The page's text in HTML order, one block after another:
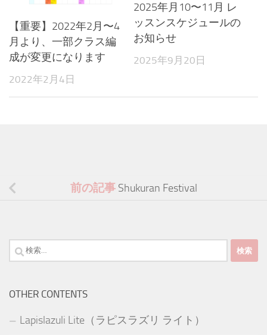
【重要】2022年2月〜4
月より、一部クラス編
成が変更になります
2022年2月4日
2025年月10〜11月 レ
ッスンスケジュールの
お知らせ
2025年9月20日
前の記事 Shukuran Festival
検
索:
OTHER CONTENTS
Lapislazuli Lite（ラピスラズリ ライト）